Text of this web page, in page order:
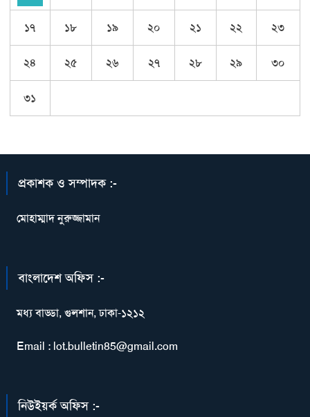
১৭ ১৮ ১৯ ২০ ২১ ২২ ২৩
২৪ ২৫ ২৬ ২৭ ২৮ ২৯ ৩০
৩১
প্রকাশক ও সম্পাদক :-
মোহাম্মাদ নুরুজ্জামান
বাংলাদেশ অফিস :-
মধ্য বাড্ডা, গুলশান, ঢাকা-১২১২
Email : lot.bulletin85@gmail.com
নিউইয়র্ক অফিস :-